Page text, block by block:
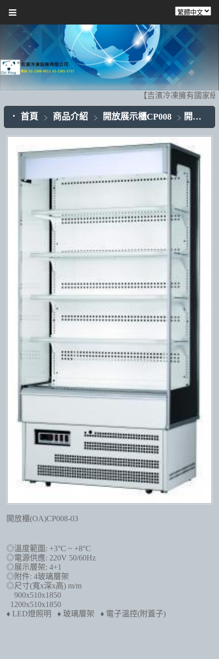
【吉濱冷凍擁有國家
首頁 商品介紹 開放展示櫃CP008 開放櫃(OA)CP008-03
開放櫃(OA)CP008-03
◎溫度範圍: +3°C ~ +8°C
◎電源供應: 220V 50/60Hz
◎展示層架: 4+1
◎附件: 4玻璃層架
◎尺寸(寬x深x高) m/m
900x510x1850
1200x510x1850
♦ LED燈照明 ♦ 玻璃層架 ♦ 電子溫控(附蓋子)